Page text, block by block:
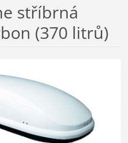
stříbrná
(370 litrů)